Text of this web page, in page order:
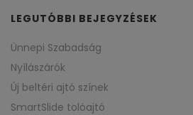
LEGUTÓBBI BEJEGYZÉSEK
Ünnepi Szabadság
Nyílászárók
Új beltéri ajtó színek
SmartSlide tolóajtó